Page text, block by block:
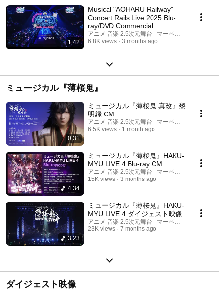
1:42
Musical "AOHARU Railway"
Concert Rails Live 2025 Blu-
ray/DVD Commercial
アニメ 音楽 2.5次元舞台 - マーベラス公式チャン
6.8K views
3 months ago
ミュージカル『薄桜鬼』
0:31
ミュージカル『薄桜鬼 真改』黎
明録 CM
アニメ 音楽 2.5次元舞台 - マーベラス公式チャン
6.5K views
1 month ago
4:34
ミュージカル『薄桜鬼』HAKU-
MYU LIVE 4 Blu-ray CM
アニメ 音楽 2.5次元舞台 - マーベラス公式チャン
15K views
3 months ago
3:23
ミュージカル『薄桜鬼』HAKU-
MYU LIVE 4 ダイジェスト映像
アニメ 音楽 2.5次元舞台 - マーベラス公式チャン
23K views
7 months ago
ダイジェスト映像